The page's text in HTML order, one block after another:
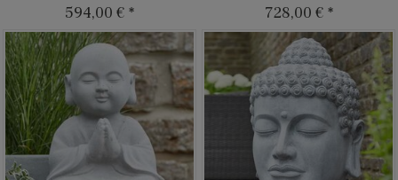
594,00 € * 728,00 € *